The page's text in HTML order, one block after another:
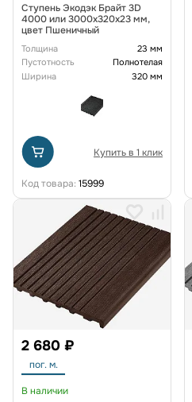
Ступень Экодэк Брайт 3D
4000 или 3000x320x23 мм,
цвет Пшеничный
Толщина
23 мм
Пустотность
Полнотелая
Ширина
320 мм
Купить в 1 клик
Код товара: 15999
2 680 ₽
пог. м.
В наличии